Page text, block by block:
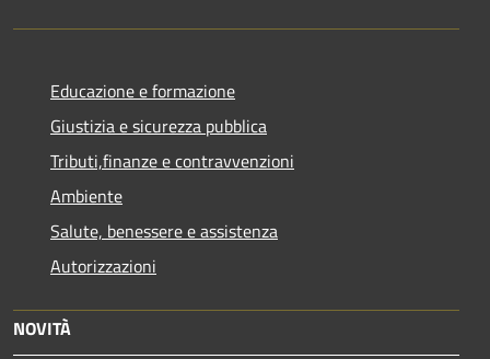
Educazione e formazione
Giustizia e sicurezza pubblica
Tributi,finanze e contravvenzioni
Ambiente
Salute, benessere e assistenza
Autorizzazioni
NOVITÀ